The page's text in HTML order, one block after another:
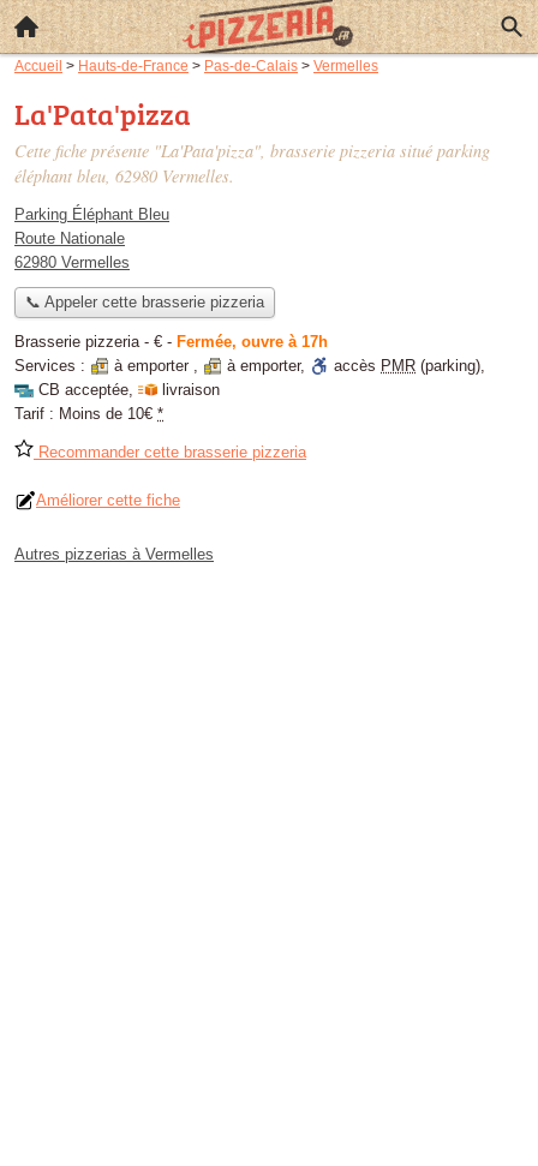
Accueil > Hauts-de-France > Pas-de-Calais > Vermelles
La'Pata'pizza
Cette fiche présente "La'Pata'pizza", brasserie pizzeria situé parking
éléphant bleu, 62980 Vermelles.
Parking Éléphant Bleu
Route Nationale
62980 Vermelles
📞 Appeler cette brasserie pizzeria
Brasserie pizzeria - € - Fermée, ouvre à 17h
Services :
à emporter , à emporter, accès PMR (parking),
CB acceptée,
livraison
Tarif : Moins de 10€ *
Recommander cette brasserie pizzeria
Améliorer cette fiche
Autres pizzerias à Vermelles